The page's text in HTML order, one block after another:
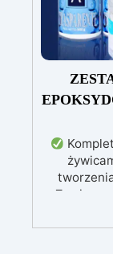
Zawiera
(800g)
według